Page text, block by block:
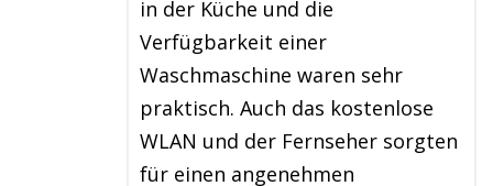
in der Küche und die
Verfügbarkeit einer
Waschmaschine waren sehr
praktisch. Auch das kostenlose
WLAN und der Fernseher sorgten
für einen angenehmen